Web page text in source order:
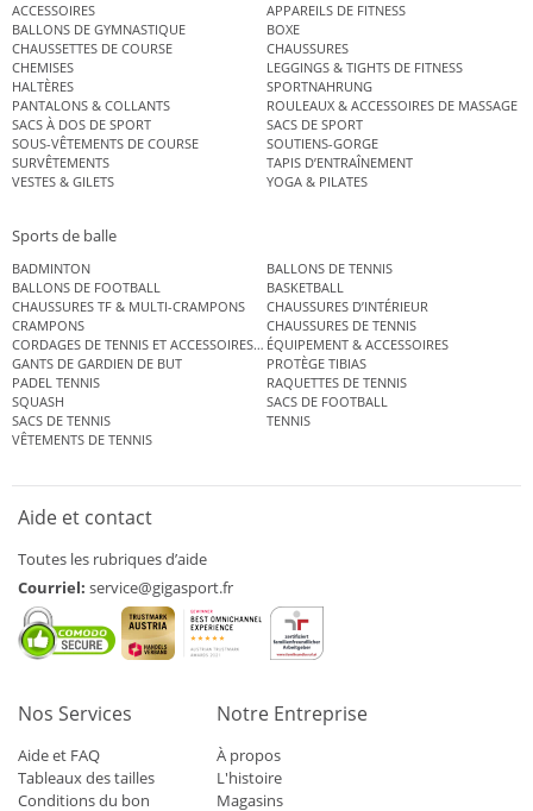
ACCESSOIRES
APPAREILS DE FITNESS
BALLONS DE GYMNASTIQUE
BOXE
CHAUSSETTES DE COURSE
CHAUSSURES
CHEMISES
LEGGINGS & TIGHTS DE FITNESS
HALTÈRES
SPORTNAHRUNG
PANTALONS & COLLANTS
ROULEAUX & ACCESSOIRES DE MASSAGE
SACS À DOS DE SPORT
SACS DE SPORT
SOUS-VÊTEMENTS DE COURSE
SOUTIENS-GORGE
SURVÊTEMENTS
TAPIS D’ENTRAÎNEMENT
VESTES & GILETS
YOGA & PILATES
Sports de balle
BADMINTON
BALLONS DE TENNIS
BALLONS DE FOOTBALL
BASKETBALL
CHAUSSURES TF & MULTI-CRAMPONS
CHAUSSURES D’INTÉRIEUR
CRAMPONS
CHAUSSURES DE TENNIS
CORDAGES DE TENNIS ET ACCESSOIRES DE TENNISÉQUIPEMENT & ACCESSOIRES
GANTS DE GARDIEN DE BUT
PROTÈGE TIBIAS
PADEL TENNIS
RAQUETTES DE TENNIS
SQUASH
SACS DE FOOTBALL
SACS DE TENNIS
TENNIS
VÊTEMENTS DE TENNIS
Aide et contact
Toutes les rubriques d’aide
Courriel: service@gigasport.fr
Nos Services
Aide et FAQ
Tableaux des tailles
Conditions du bon
Notre Entreprise
À propos
L'histoire
Magasins